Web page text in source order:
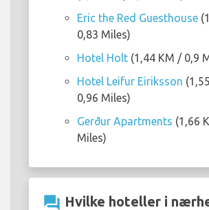
Eric the Red Guesthouse
0,83 Miles)
Hotel Holt (1,44 KM / 0,9
Hotel Leifur Eiriksson
0,96 Miles)
Gerður Apartments (1,66
Miles)
question_answer Hvilke hoteller i